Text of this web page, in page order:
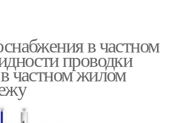
в частном
проводки
частном жилом